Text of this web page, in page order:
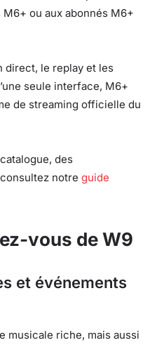
ou aux abonnés M6+
direct, le replay et les
seule interface, M6+
de streaming officielle du
des
notre guide
vous de W9
et événements
musicale riche, mais aussi